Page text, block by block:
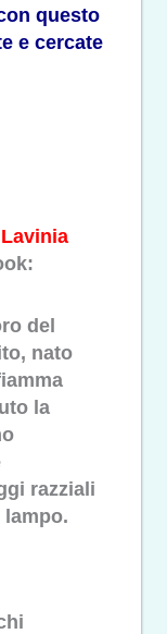
questo
e cercate
Lavinia
del
nato
la
razziali